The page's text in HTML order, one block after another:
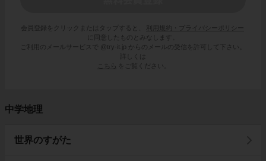
会員登録をクリックまたはタップすると、
利用規約・プライバシーポリシー
に同意したものとみなします。
ご利用のメールサービスで @try-it.jp からのメールの受信を許可して下さい。
詳しくは
こちら
をご覧ください。
中学地理
世界のすがた